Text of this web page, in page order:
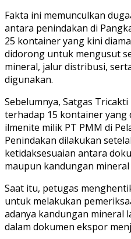
Fakta ini memunculkan
antara penindakan di
25 kontainer yang kini
didorong untuk mengusut
mineral, jalur distribusi,
digunakan.
Sebelumnya, Satgas
terhadap 15 kontainer yang
ilmenite milik PT PMM di
Penindakan dilakukan
ketidaksesuaian antara
maupun kandungan
Saat itu, petugas
untuk melakukan
adanya kandungan mineral
dalam dokumen ekspor